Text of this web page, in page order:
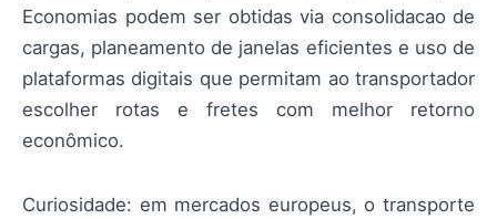
Economias podem ser obtidas via consolidacao de
cargas, planeamento de janelas eficientes e uso de
plataformas digitais que permitam ao transportador
escolher rotas e fretes com melhor retorno
econômico.
Curiosidade: em mercados europeus, o transporte